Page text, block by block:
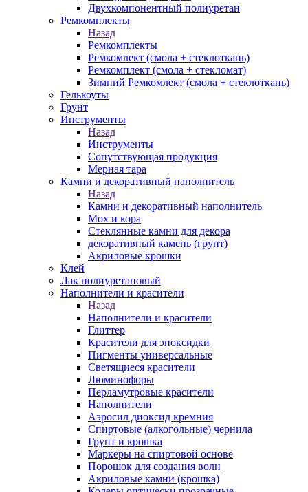
Двухкомпонентный полиуретан
Ремкомплекты
Назад
Ремкомплекты
Ремкомлект (смола + стеклоткань)
Ремкомплект (смола + стекломат)
Зимний Ремкомлект (смола + стеклоткань)
Гелькоуты
Грунт
Инструменты
Назад
Инструменты
Сопутствующая продукция
Мерная тара
Камни и декоративный наполнитель
Назад
Камни и декоративный наполнитель
Мох и кора
Стеклянные камни для декора
декоративный камень (грунт)
Акриловые крошки
Клей
Лак полиуретановый
Наполнители и красители
Назад
Наполнители и красители
Глиттер
Красители для эпоксидки
Пигменты универсальные
Светящиеся красители
Люминофоры
Перламутровые красители
Наполнители
Аэросил диоксид кремния
Спиртовые (алкогольные) чернила
Грунт и крошка
Маркеры на спиртовой основе
Порошок для создания волн
Акриловые камни (крошка)